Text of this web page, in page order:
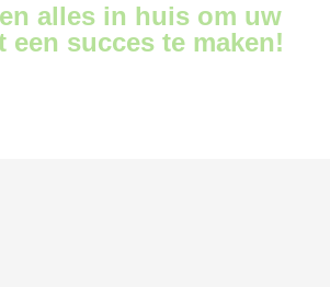
alles in huis om uw
een succes te maken!